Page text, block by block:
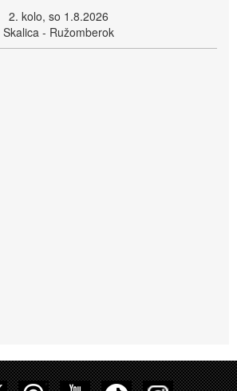
2. kolo, so 1.8.2026
Skalica - Ružomberok